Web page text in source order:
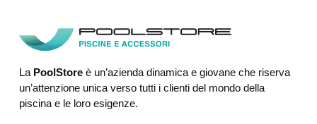
La PoolStoreè un’azienda dinamica e giovane che riserva
un’attenzione unica verso tutti i clienti del mondo della
piscina e le loro esigenze.